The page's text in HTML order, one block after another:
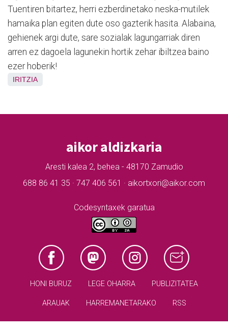
Tuentiren bitartez, herri ezberdinetako neska-mutilek
hamaika plan egiten dute oso gazterik hasita. Alabaina,
gehienek argi dute, sare sozialak lagungarriak diren
arren ez dagoela lagunekin hortik zehar ibiltzea baino
ezer hoberik!
IRITZIA
aikor aldizkaria
Aresti kalea 2, behea - 48170 Zamudio
688 86 41 35 · 747 406 561 · aikortxori@aikor.com
Codesyntaxek garatua
HONI BURUZ LEGE OHARRA PUBLIZITATEA
ARAUAK HARREMANETARAKO RSS